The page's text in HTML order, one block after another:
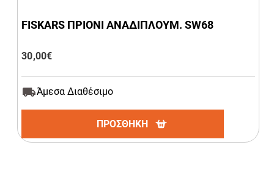
FISKARS ΠΡΙΟΝΙ ΑΝΑΔΙΠΛΟΥΜ. SW68
30,00€
Άμεσα Διαθέσιμο
ΠΡΟΣΘΗΚΗ